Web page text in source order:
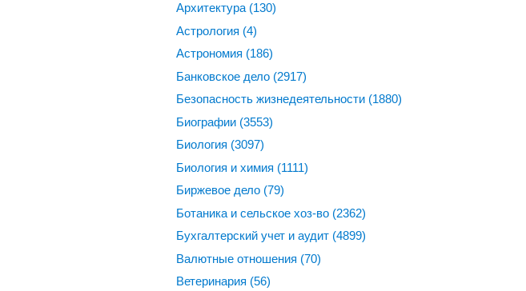
Архитектура (130)
Астрология (4)
Астрономия (186)
Банковское дело (2917)
Безопасность жизнедеятельности (1880)
Биографии (3553)
Биология (3097)
Биология и химия (1111)
Биржевое дело (79)
Ботаника и сельское хоз-во (2362)
Бухгалтерский учет и аудит (4899)
Валютные отношения (70)
Ветеринария (56)